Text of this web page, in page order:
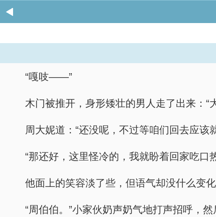
“嘎吱——”
木门被推开，身形矮壮的男人走了出来：“
周大妮道：“还没呢，不过等咱们回去应该
“那还好，这里怪冷的，我就盼着回家吃口
他面上的笑容淡了些，但语气却没什么变
“周伯伯。”小家伙奶声奶气地打声招呼，